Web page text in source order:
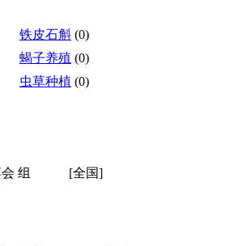
铁皮石斛 (0)
蝎子养殖 (0)
虫草种植 (0)
组
[全国]